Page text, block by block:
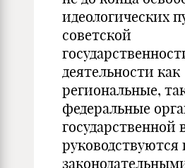
идеологических
советской
деятельности как
региональные,
федеральные
государственной
руководствуются